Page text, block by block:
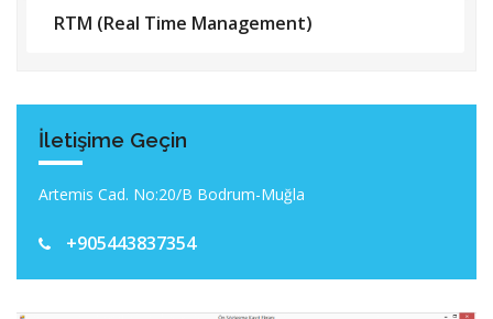
RTM (Real Time Management)
İletişime Geçin
Artemis Cad. No:20/B Bodrum-Muğla
+905443837354